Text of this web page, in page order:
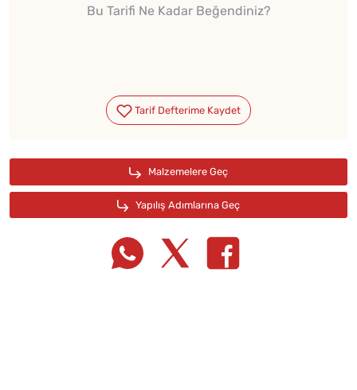
Bu Tarifi Ne Kadar Beğendiniz?